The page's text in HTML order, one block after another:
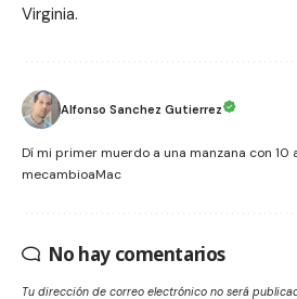
Virginia.
Alfonso Sanchez Gutierrez
Dí mi primer muerdo a una manzana con 10
mecambioaMac
No hay comentarios
Tu dirección de correo electrónico no será